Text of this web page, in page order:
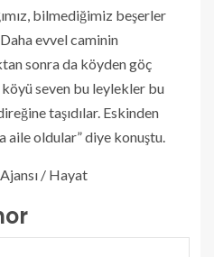
bilmediğimiz beşerler
evvel caminin
sonra da köyden göç
seven bu leylekler bu
taşıdılar. Eskinden
aile oldular” diye konuştu.
/ Hayat